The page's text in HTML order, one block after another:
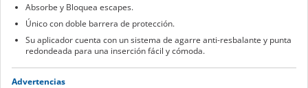
Absorbe y Bloquea escapes.
Único con doble barrera de protección.
Su aplicador cuenta con un sistema de agarre anti-resbalante y punta
redondeada para una inserción fácil y cómoda.
Advertencias